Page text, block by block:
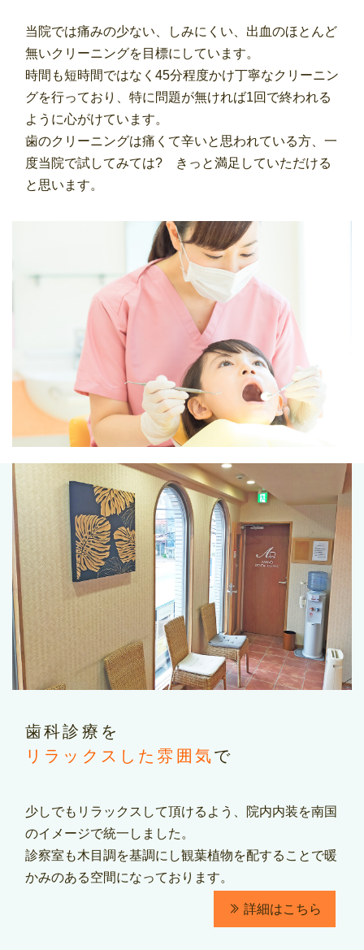
当院では痛みの少ない、しみにくい、出血のほとんど
無いクリーニングを目標にしています。
時間も短時間ではなく45分程度かけ丁寧なクリーニン
グを行っており、特に問題が無ければ1回で終われる
ように心がけています。
歯のクリーニングは痛くて辛いと思われている方、一
度当院で試してみては? きっと満足していただける
と思います。
歯科診療を
リラックスした雰囲気 で
少しでもリラックスして頂けるよう、院内内装を南国
のイメージで統一しました。
診察室も木目調を基調にし観葉植物を配することで暖
かみのある空間になっております。
詳細はこちら